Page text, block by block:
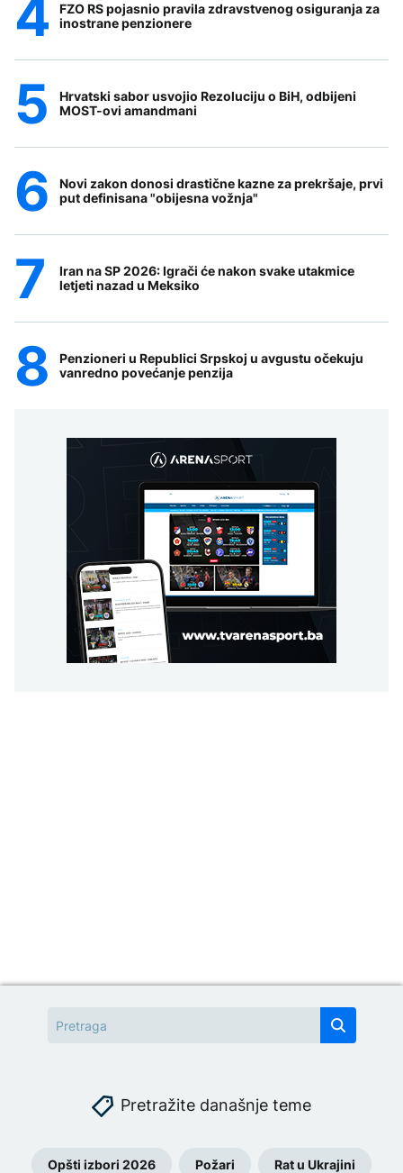
FZO RS pojasnio pravila zdravstvenog osiguranja za
inostrane penzionere
Hrvatski sabor usvojio Rezoluciju o BiH, odbijeni
MOST-ovi amandmani
Novi zakon donosi drastične kazne za prekršaje, prvi
put definisana "obijesna vožnja"
Iran na SP 2026: Igrači će nakon svake utakmice
letjeti nazad u Meksiko
Penzioneri u Republici Srpskoj u avgustu očekuju
vanredno povećanje penzija
Pretražite današnje teme
Opšti izbori 2026 Požari Rat u Ukrajini